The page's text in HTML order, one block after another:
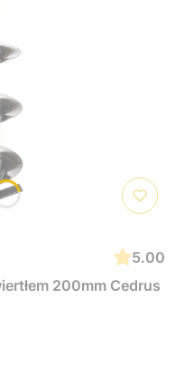
5.00
200mm Cedrus